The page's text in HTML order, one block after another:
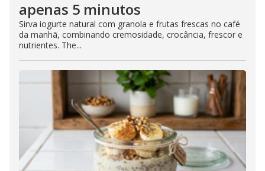
apenas 5 minutos
Sirva iogurte natural com granola e frutas frescas no café
da manhã, combinando cremosidade, crocância, frescor e
nutrientes. The...